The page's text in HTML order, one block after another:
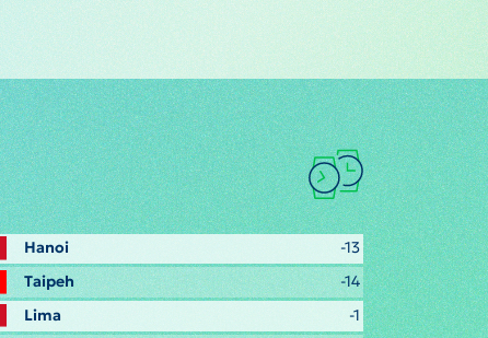
Hanoi
-13
Taipeh
-14
Lima
-1